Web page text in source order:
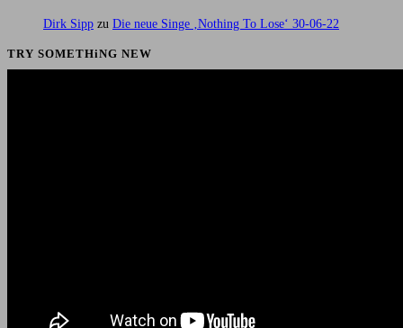
Dirk Sipp zu Die neue Singe ‚Nothing To Lose‘ 30-06-22
TRY SOMETHiNG NEW